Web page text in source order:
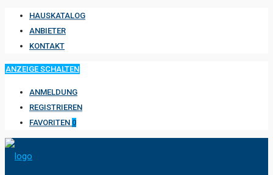
HAUSKATALOG
ANBIETER
KONTAKT
ANZEIGE SCHALTEN
ANMELDUNG
REGISTRIEREN
FAVORITEN 0